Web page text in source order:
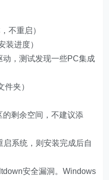
不重启）
装进度）
，测试发现一些PC集成
件夹）
剩余空间，不建议添
系统，则安装完成后自
安全漏洞。Windows